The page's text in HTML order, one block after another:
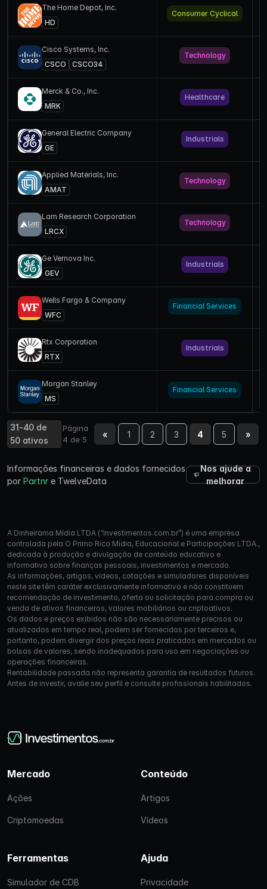
The Home Depot, Inc.
HD
Consumer Cyclical
Cisco Systems, Inc.
CSCO
CSCO34
Technology
Merck & Co., Inc.
MRK
Healthcare
General Electric Company
GE
Industrials
Applied Materials, Inc.
AMAT
Technology
Lam Research Corporation
LRCX
Technology
Ge Vernova Inc.
GEV
Industrials
Wells Fargo & Company
WFC
Financial Services
Rtx Corporation
RTX
Industrials
Morgan Stanley
MS
Financial Services
31-40 de
50 ativos
Página
4 de 5
« 1 2 3 4 5 »
Informações financeiras e dados fornecidos
por Partnr e TwelveData
Nos ajude a
melhorar
A Dinheirama Mídia LTDA (“Investimentos.com.br”) é uma empresa
controlada pela O Primo Rico Mídia, Educacional e Participações LTDA.,
dedicada à produção e divulgação de conteúdo educativo e
informativo sobre finanças pessoais, investimentos e mercado.
As informações, artigos, vídeos, cotações e simuladores disponíveis
neste site têm caráter exclusivamente informativo e não constituem
recomendação de investimento, oferta ou solicitação para compra ou
venda de ativos financeiros, valores mobiliários ou criptoativos.
Os dados e preços exibidos não são necessariamente precisos ou
atualizados em tempo real, podem ser fornecidos por terceiros e,
portanto, podem divergir dos preços reais praticados em mercados ou
bolsas de valores, sendo inadequados para uso em negociações ou
operações financeiras.
Rentabilidade passada não representa garantia de resultados futuros.
Antes de investir, avalie seu perfil e consulte profissionais habilitados.
Mercado
Ações
Criptomoedas
Conteúdo
Artigos
Vídeos
Ferramentas
Simulador de CDB
Ajuda
Privacidade